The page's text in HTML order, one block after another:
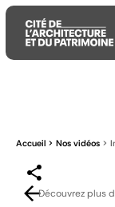
contenu
menu
Accueil Nos vidéos
Découvrez plus